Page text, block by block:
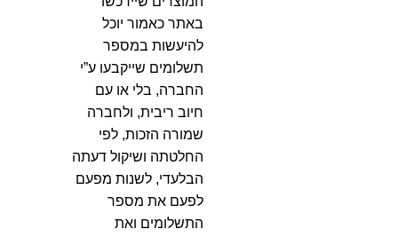
באתר כאמור יוכל
להיעשות במספר
תשלומים שייקבעו ע”י
החברה, בלי או עם
חיוב ריבית, ולחברה
שמורה הזכות, לפי
החלטתה ושיקול דעתה
הבלעדי, לשנות מפעם
לפעם את מספר
התשלומים ואת